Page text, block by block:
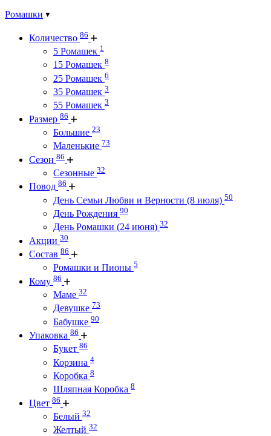
Ромашки
Количество 86
5 Ромашек 1
15 Ромашек 8
25 Ромашек 6
35 Ромашек 3
55 Ромашек 3
Размер 86
Большие 23
Маленькие 73
Сезон 86
Сезонные 32
Повод 86
День Семьи Любви и Верности (8 июля) 50
День Рождения 90
День Ромашки (24 июня) 32
Акции 30
Состав 86
Ромашки и Пионы 5
Кому 86
Маме 32
Девушке 73
Бабушке 90
Упаковка 86
Букет 86
Корзина 4
Коробка 8
Шляпная Коробка 8
Цвет 86
Белый 32
Желтый 32